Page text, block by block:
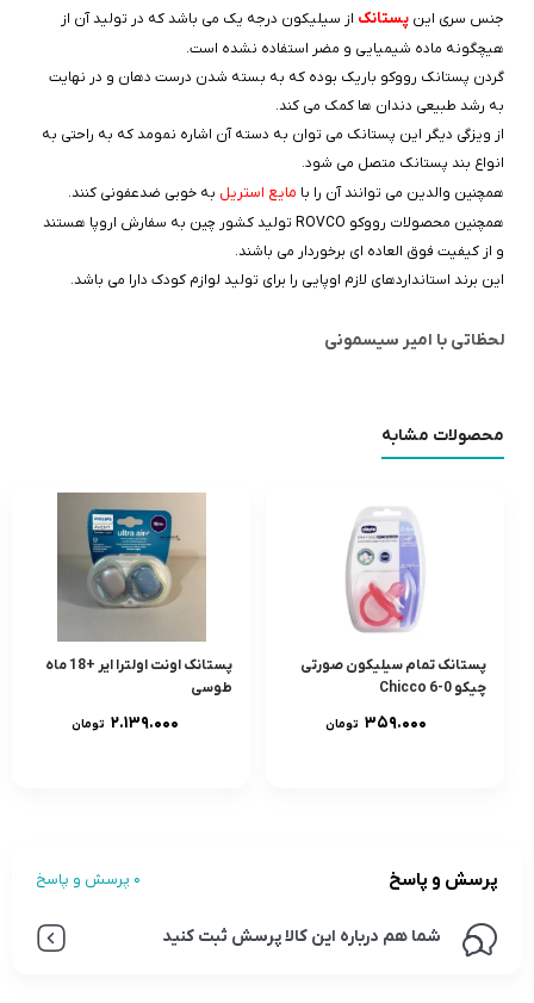
جنس سری این پستانک از سیلیکون درجه یک می باشد که در تولید آن از
هیچگونه ماده شیمیایی و مضر استفاده نشده است.
گردن پستانک رووکو باریک بوده که به بسته شدن درست دهان و در نهایت
به رشد طبیعی دندان ها کمک می کند.
از ویزگی دیگر این پستانک می توان به دسته آن اشاره نمومد که به راحتی به
انواع بند پستانک متصل می شود.
همچنین والدین می توانند آن را با مایع استریل به خوبی ضدعفونی کنند.
همچنین محصولات رووکو ROVCO تولید کشور چین به سفارش اروپا هستند
و از کیفیت فوق العاده ای برخوردار می باشند.
این برند استانداردهای لازم اوپایی را برای تولید لوازم کودک دارا می باشد.
لحظاتی با امیر سیسمونی
محصولات مشابه
پستانک تمام سيليکون صورتی
چیکو 0-6 Chicco
۳۵۹.۰۰۰ تومان
پستانک اونت اولترا ایر +18 ماه
طوسی
۲.۱۳۹.۰۰۰ تومان
پرسش و پاسخ 0 پرسش و پاسخ
شما هم درباره این کالا پرسش ثبت کنید